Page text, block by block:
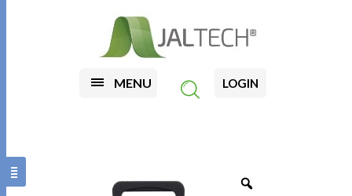
MENU LOGIN